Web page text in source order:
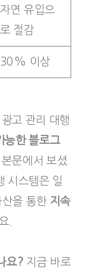
자연 유입으
로 절감
30% 이상
고 관리 대행
능한 블로그
문에서 보셨
시스템은 일
을 통한 지속
.
요? 지금 바로